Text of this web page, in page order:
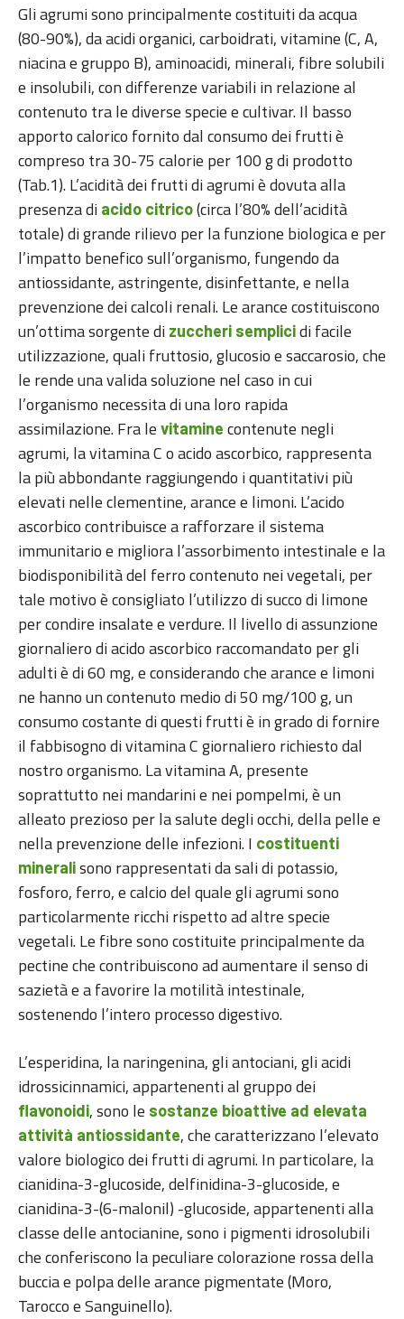
Gli agrumi sono principalmente costituiti da acqua
(80-90%), da acidi organici, carboidrati, vitamine (C, A,
niacina e gruppo B), aminoacidi, minerali, fibre solubili
e insolubili, con differenze variabili in relazione al
contenuto tra le diverse specie e cultivar. Il basso
apporto calorico fornito dal consumo dei frutti è
compreso tra 30-75 calorie per 100 g di prodotto
(Tab.1). L’acidità dei frutti di agrumi è dovuta alla
presenza di acido citrico(circa l’80% dell’acidità
totale) di grande rilievo per la funzione biologica e per
l’impatto benefico sull’organismo, fungendo da
antiossidante, astringente, disinfettante, e nella
prevenzione dei calcoli renali. Le arance costituiscono
un’ottima sorgente di zuccheri semplicidi facile
utilizzazione, quali fruttosio, glucosio e saccarosio, che
le rende una valida soluzione nel caso in cui
l’organismo necessita di una loro rapida
assimilazione. Fra le vitamine contenute negli
agrumi, la vitamina C o acido ascorbico, rappresenta
la più abbondante raggiungendo i quantitativi più
elevati nelle clementine, arance e limoni. L’acido
ascorbico contribuisce a rafforzare il sistema
immunitario e migliora l’assorbimento intestinale e la
biodisponibilità del ferro contenuto nei vegetali, per
tale motivo è consigliato l’utilizzo di succo di limone
per condire insalate e verdure. Il livello di assunzione
giornaliero di acido ascorbico raccomandato per gli
adulti è di 60 mg, e considerando che arance e limoni
ne hanno un contenuto medio di 50 mg/100 g, un
consumo costante di questi frutti è in grado di fornire
il fabbisogno di vitamina C giornaliero richiesto dal
nostro organismo. La vitamina A, presente
soprattutto nei mandarini e nei pompelmi, è un
alleato prezioso per la salute degli occhi, della pelle e
nella prevenzione delle infezioni. I costituenti
mineralisono rappresentati da sali di potassio,
fosforo, ferro, e calcio del quale gli agrumi sono
particolarmente ricchi rispetto ad altre specie
vegetali. Le fibre sono costituite principalmente da
pectine che contribuiscono ad aumentare il senso di
sazietà e a favorire la motilità intestinale,
sostenendo l’intero processo digestivo.
L’esperidina, la naringenina, gli antociani, gli acidi
idrossicinnamici, appartenenti al gruppo dei
flavonoidi, sono le sostanze bioattive ad elevata
attività antiossidante, che caratterizzano l’elevato
valore biologico dei frutti di agrumi. In particolare, la
cianidina-3-glucoside, delfinidina-3-glucoside, e
cianidina-3-(6-malonil) -glucoside, appartenenti alla
classe delle antocianine, sono i pigmenti idrosolubili
che conferiscono la peculiare colorazione rossa della
buccia e polpa delle arance pigmentate (Moro,
Tarocco e Sanguinello).